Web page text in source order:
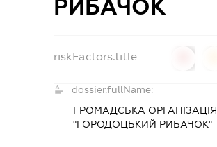
РИБАЧОК
riskFactors.title
dossier.fullName:
ГРОМАДСЬКА ОРГАНІЗАЦІЯ
"ГОРОДОЦЬКИЙ РИБАЧОК"